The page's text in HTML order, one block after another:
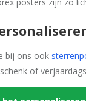
bij ons ook
of